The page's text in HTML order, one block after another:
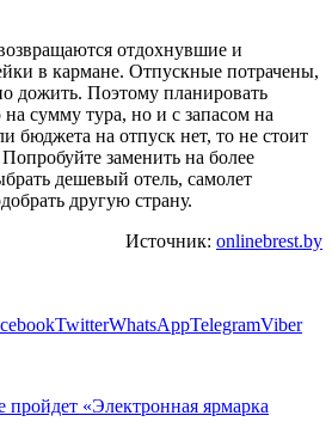
отдохнувшие и
в кармане. Отпускные потрачены,
дожить. Поэтому планировать
сумму тура, но и с запасом на
бюджета на отпуск нет, то не стоит
заменить на более
дешевый отель, самолет
другую страну.
Источник: onlinebrest.by
TwitterWhatsAppTelegramViber
пройдет «Электронная ярмарка